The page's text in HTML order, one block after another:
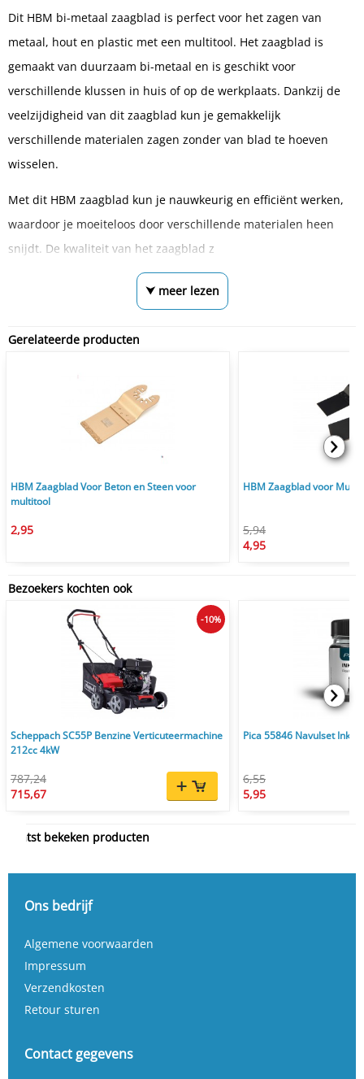
Dit HBM bi-metaal zaagblad is perfect voor het zagen van
metaal, hout en plastic met een multitool. Het zaagblad is
gemaakt van duurzaam bi-metaal en is geschikt voor
verschillende klussen in huis of op de werkplaats. Dankzij de
veelzijdigheid van dit zaagblad kun je gemakkelijk
verschillende materialen zagen zonder van blad te hoeven
wisselen.
Met dit HBM zaagblad kun je nauwkeurig en efficiënt werken,
waardoor je moeiteloos door verschillende materialen heen
snijdt. De kwaliteit van het zaagblad z
⮟ meer lezen
Gerelateerde producten
HBM Zaagblad Voor Beton en Steen voor
multitool
2,95
HBM Zaagblad voor
5,94
4,95
Bezoekers kochten ook
Scheppach SC55P Benzine Verticuteermachine
212cc 4kW
787,24
715,67
-10%
Pica 55846 Navulset Ink
6,55
5,95
Laatst bekeken producten
Ons bedrijf
Algemene voorwaarden
Impressum
Verzendkosten
Retour sturen
Contact gegevens